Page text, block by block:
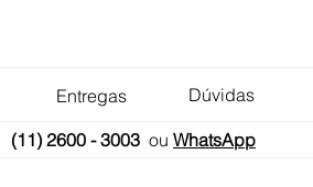
Entregas Dúvidas
(11) 2600 - 3003 ou WhatsApp